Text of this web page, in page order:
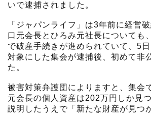
いで逮捕されました。
「ジャパンライフ」は3年前に経営
口元会長とひろみ元社長についても
で破産手続きが進められていて、5
対象にした集会が逮捕後、初めて非
た。
被害対策弁護団によりますと、集会
元会長の個人資産は202万円しか見
説明したうえで「新たな財産が見つ